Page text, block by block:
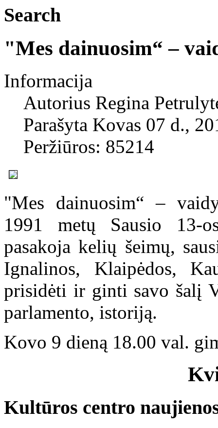
Search
"Mes dainuosim“ –
Informacija
Autorius Regina
Parašyta Kovas 07 d.,
Peržiūros: 85214
"Mes dainuosim“ –
1991 metų Sausio 13-
pasakoja kelių šeimų,
Ignalinos, Klaipėdos,
prisidėti ir ginti savo šalį
parlamento, istoriją.
Kovo 9 dieną 18.00 val.
Kultūros centro